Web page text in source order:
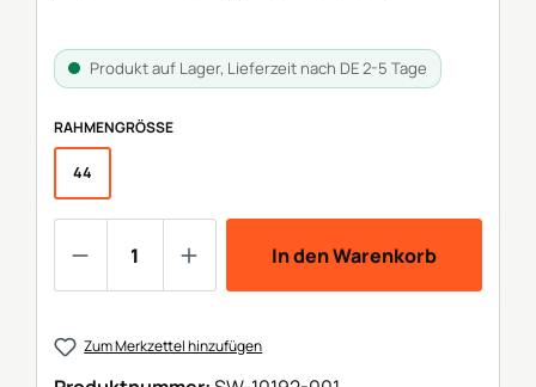
Produkt auf Lager, Lieferzeit nach DE 2-5 Tage
RAHMENGRÖSSE AUSWÄHLEN
44
In den Warenkorb
Zum Merkzettel hinzufügen